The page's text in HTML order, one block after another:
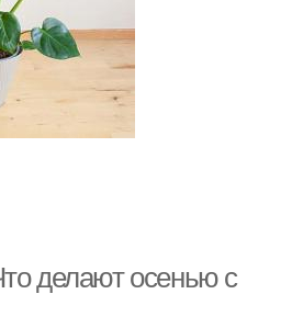
делают осенью с